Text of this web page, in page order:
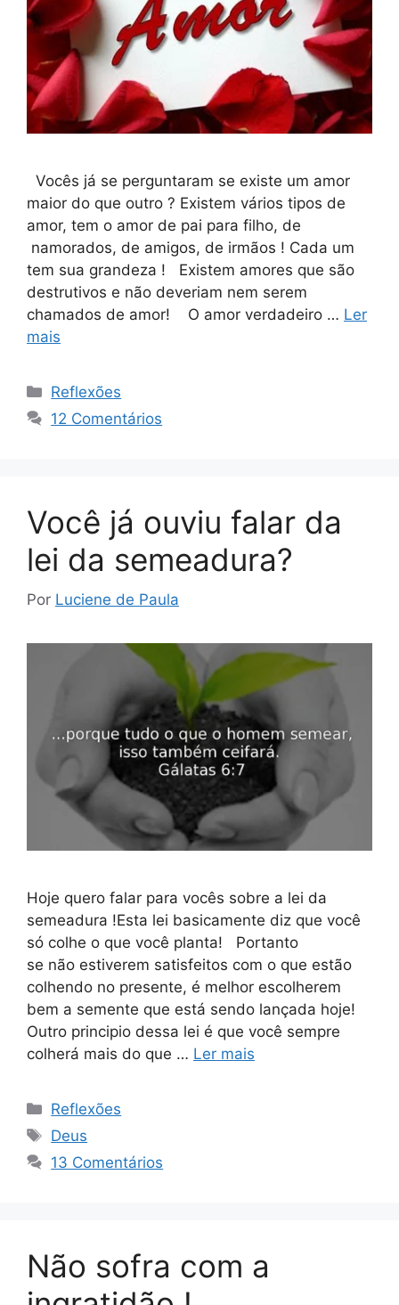
Vocês já se perguntaram se existe um amor
maior do que outro ? Existem vários tipos de
amor, tem o amor de pai para filho, de
namorados, de amigos, de irmãos ! Cada um
tem sua grandeza ! Existem amores que são
destrutivos e não deveriam nem serem
chamados de amor! O amor verdadeiro … Ler
mais
Categorias
Reflexões
12 Comentários
Você já ouviu falar da
lei da semeadura?
Por Luciene de Paula
Hoje quero falar para vocês sobre a lei da
semeadura !Esta lei basicamente diz que você
só colhe o que você planta! Portanto
se não estiverem satisfeitos com o que estão
colhendo no presente, é melhor escolherem
bem a semente que está sendo lançada hoje!
Outro principio dessa lei é que você sempre
colherá mais do que … Ler mais
Categorias
Reflexões
Tags
Deus
13 Comentários
Não sofra com a